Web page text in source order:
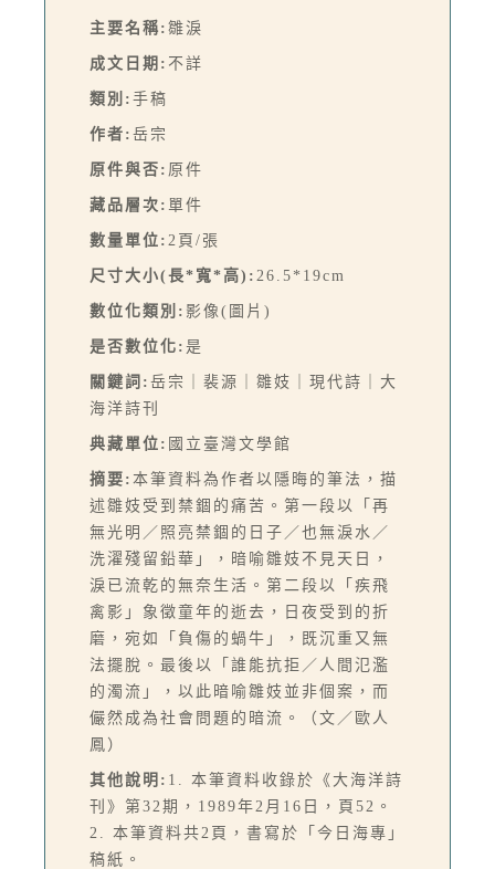
主要名稱: 雛淚
成文日期: 不詳
類別: 手稿
作者: 岳宗
原件與否: 原件
藏品層次: 單件
數量單位: 2頁/張
尺寸大小(長*寬*高): 26.5*19cm
數位化類別: 影像(圖片)
是否數位化: 是
關鍵詞: 岳宗｜裴源｜雛妓｜現代詩｜大
海洋詩刊
典藏單位: 國立臺灣文學館
摘要: 本筆資料為作者以隱晦的筆法，描
述雛妓受到禁錮的痛苦。第一段以「再
無光明／照亮禁錮的日子／也無淚水／
洗濯殘留鉛華」，暗喻雛妓不見天日，
淚已流乾的無奈生活。第二段以「疾飛
禽影」象徵童年的逝去，日夜受到的折
磨，宛如「負傷的蝸牛」，既沉重又無
法擺脫。最後以「誰能抗拒／人間氾濫
的濁流」，以此暗喻雛妓並非個案，而
儼然成為社會問題的暗流。（文／歐人
鳳）
其他說明: 1. 本筆資料收錄於《大海洋詩
刊》第32期，1989年2月16日，頁52。
2. 本筆資料共2頁，書寫於「今日海專」
稿紙。